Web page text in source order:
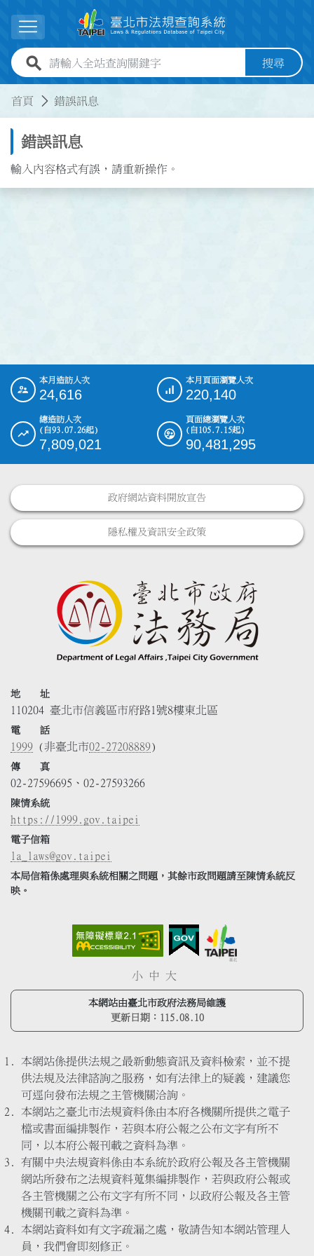
展開選單
全站查詢關鍵字欄位 搜尋
首頁 錯誤訊息
錯誤訊息
輸入內容格式有誤，請重新操作。
::: 本月造訪人次
24,616
本月頁面瀏覽人次
220,140
總造訪人次
(自93.07.26起)
7,809,021
頁面總瀏覽人次
(自105.7.15起)
90,481,295
政府網站資料開放宣告
隱私權及資訊安全政策
地 址
110204 臺北市信義區市府路1號8樓東北區
電 話
1999 (非臺北市02-27208889)
傳 真
02-27596695、02-27593266
陳情系統
https://1999.gov.taipei
電子信箱
la_laws@gov.taipei
本局信箱係處理與系統相關之問題，其餘市政問題請至陳情系統反
映。
小 中 大
本網站由臺北市政府法務局維護
更新日期： 115.08.10
本網站係提供法規之最新動態資訊及資料檢索，並不提
供法規及法律諮詢之服務，如有法律上的疑義，建議您
可逕向發布法規之主管機關洽詢。
本網站之臺北市法規資料係由本府各機關所提供之電子
檔或書面編排製作，若與本府公報之公布文字有所不
同，以本府公報刊載之資料為準。
有關中央法規資料係由本系統於政府公報及各主管機關
網站所發布之法規資料蒐集編排製作，若與政府公報或
各主管機關之公布文字有所不同，以政府公報及各主管
機關刊載之資料為準。
本網站資料如有文字疏漏之處，敬請告知本網站管理人
員，我們會即刻修正。